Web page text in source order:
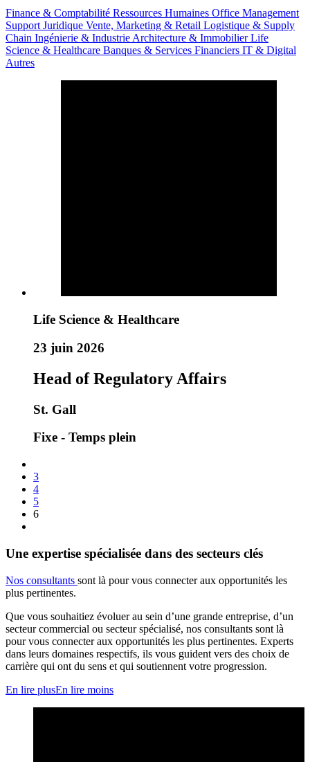
Finance & Comptabilité Ressources Humaines Office Management
SupportJuridique Vente, Marketing & Retail Logistique & Supply
Chain Ingénierie & IndustrieArchitecture & ImmobilierLife
Science & Healthcare Banques & Services Financiers IT & Digital
Autres
Life Science & Healthcare
23 juin 2026
Head of Regulatory Affairs
St. Gall
Fixe - Temps plein
3
4
5
6
Une expertise spécialisée dans des secteurs clés
Nos consultants sont là pour vous connecter aux opportunités les
plus pertinentes.
Que vous souhaitiez évoluer au sein d’une grande entreprise, d’un
secteur commercial ou secteur spécialisé, nos consultants sont là
pour vous connecter aux opportunités les plus pertinentes. Experts
dans leurs domaines respectifs, ils vous guident vers des choix de
carrière qui ont du sens et qui soutiennent votre progression.
En lire plusEn lire moins